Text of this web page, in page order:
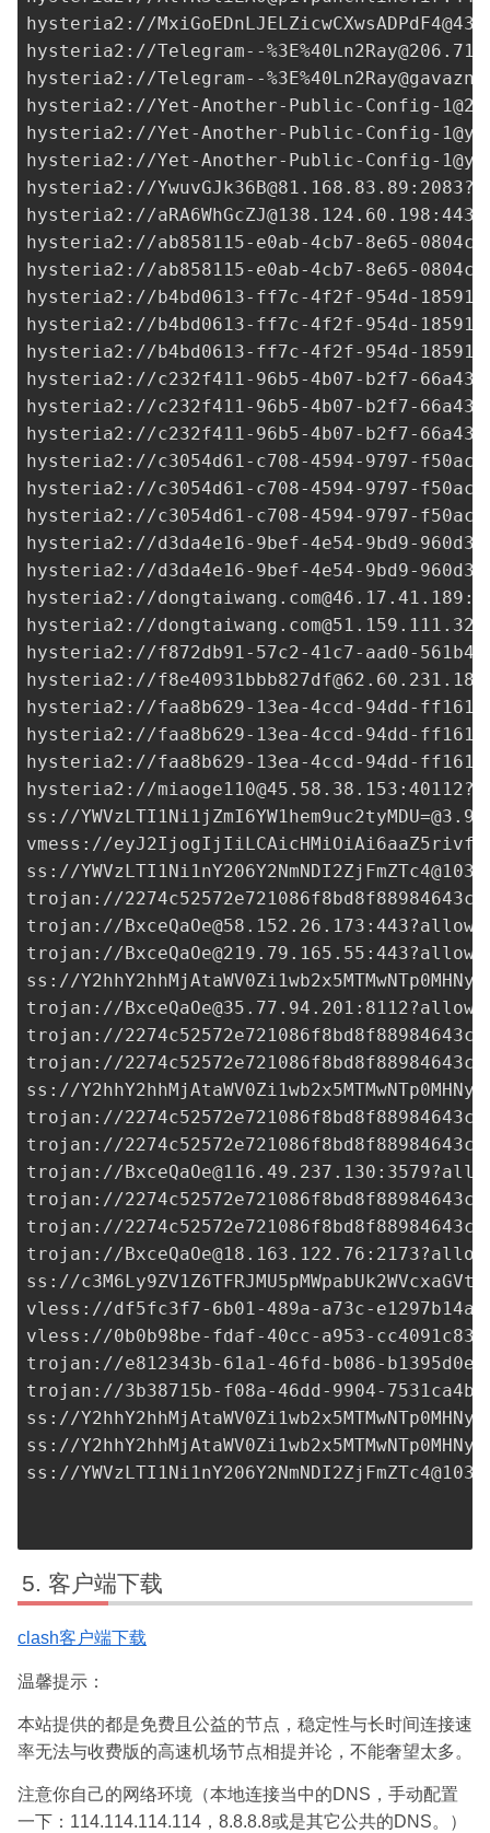
hysteria2://
hysteria2://Telegram--%3E%
hysteria2://Telegram--%3E%
hysteria2://Yet-Another-Public-Config-
hysteria2://Yet-Another-Public-Config-
hysteria2://Yet-Another-Public-Config-
hysteria2://YwuvGJk36B@81.168.83.89
hysteria2://aRA6WhGcZJ@138.124.60.198
hysteria2://ab858115-e0ab-4cb7-8e65-
hysteria2://ab858115-e0ab-4cb7-8e65-
hysteria2://b4bd0613-ff7c-4f2f-954d-
hysteria2://b4bd0613-ff7c-4f2f-954d-
hysteria2://b4bd0613-ff7c-4f2f-954d-
hysteria2://c232f411-96b5-4b07-b2f7-
hysteria2://c232f411-96b5-4b07-b2f7-
hysteria2://c232f411-96b5-4b07-b2f7-
hysteria2://c3054d61-c708-4594-9797-
hysteria2://c3054d61-c708-4594-9797-
hysteria2://c3054d61-c708-4594-9797-
hysteria2://d3da4e16-9bef-4e54-9bd9-
hysteria2://d3da4e16-9bef-4e54-9bd9-
hysteria2://dongtaiwang.com@46.17.41.189
hysteria2://dongtaiwang.com@51.159.111.32
hysteria2://f872db91-57c2-41c7-aad0-
hysteria2://f8e40931bbb827df@62.60.231.189
hysteria2://faa8b629-13ea-4ccd-94dd-
hysteria2://faa8b629-13ea-4ccd-94dd-
hysteria2://faa8b629-13ea-4ccd-94dd-
hysteria2://miaoge110@45.58.38.153
ss://
vmess://
ss://
trojan://
trojan://BxceQaOe@58.152.26.173
trojan://BxceQaOe@219.79.165.55
ss://
trojan://BxceQaOe@35.77.94.201
trojan://
trojan://
ss://
trojan://
trojan://
trojan://BxceQaOe@116.49.237.130
trojan://
trojan://
trojan://BxceQaOe@18.163.122.76
ss://
vless://df5fc3f7-6b01-489a-a73c-
vless://0b0b98be-fdaf-40cc-a953-
trojan://e812343b-61a1-46fd-b086-
trojan://3b38715b-f08a-46dd-9904-
ss://
ss://
ss://
客户端下载
clash客户端下载
温馨提示：
本站提供的都是免费且公益的节点，稳定性与长时间连接速
率无法与收费版的高速机场节点相提并论，不能奢望太多。
注意你自己的网络环境（本地连接当中的DNS，手动配置
一下：114.114.114.114，8.8.8.8或是其它公共的DNS。）